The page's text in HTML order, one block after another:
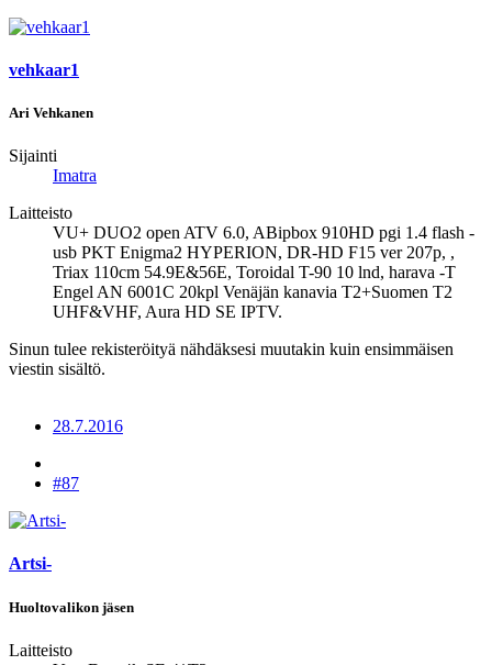
vehkaar1
Ari Vehkanen
Sijainti
Imatra
Laitteisto
VU+ DUO2 open ATV 6.0, ABipbox 910HD pgi 1.4 flash -
usb PKT Enigma2 HYPERION, DR-HD F15 ver 207p, ,
Triax 110cm 54.9E&56E, Toroidal T-90 10 lnd, harava -T
Engel AN 6001C 20kpl Venäjän kanavia T2+Suomen T2
UHF&VHF, Aura HD SE IPTV.
Sinun tulee rekisteröityä nähdäksesi muutakin kuin ensimmäisen
viestin sisältö.
28.7.2016
#87
Artsi-
Huoltovalikon jäsen
Laitteisto